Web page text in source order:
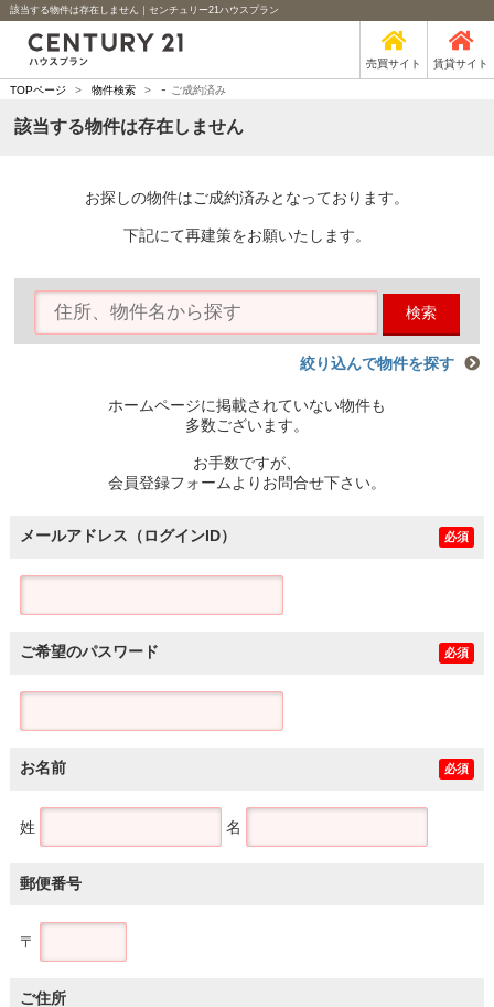
該当する物件は存在しません｜センチュリー21ハウスプラン
売買サイト 賃貸サイト
TOPページ > 物件検索 > - ご成約済み
該当する物件は存在しません
お探しの物件はご成約済みとなっております。
下記にて再建策をお願いたします。
検索
絞り込んで物件を探す
ホームページに掲載されていない物件も
多数ございます。
お手数ですが、
会員登録フォームよりお問合せ下さい。
メールアドレス（ログインID） 必須
ご希望のパスワード 必須
お名前 必須
姓 名
郵便番号
〒
ご住所